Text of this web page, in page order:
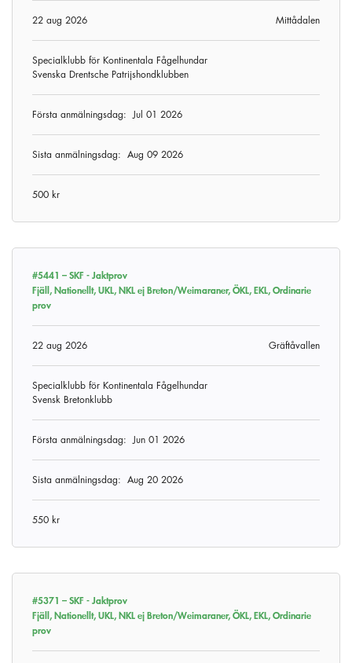
22 aug 2026 Mittådalen
Specialklubb för Kontinentala Fågelhundar
Svenska Drentsche Patrijshondklubben
Första anmälningsdag:Jul 01 2026
Sista anmälningsdag: Aug 09 2026
500 kr
#5441 –SKF - Jaktprov
Fjäll, Nationellt, UKL, NKL ej Breton/Weimaraner, ÖKL, EKL, Ordinarie
prov
22 aug 2026 Gräftåvallen
Specialklubb för Kontinentala Fågelhundar
Svensk Bretonklubb
Första anmälningsdag:Jun 01 2026
Sista anmälningsdag: Aug 20 2026
550 kr
#5371 –SKF - Jaktprov
Fjäll, Nationellt, UKL, NKL ej Breton/Weimaraner, ÖKL, EKL, Ordinarie
prov